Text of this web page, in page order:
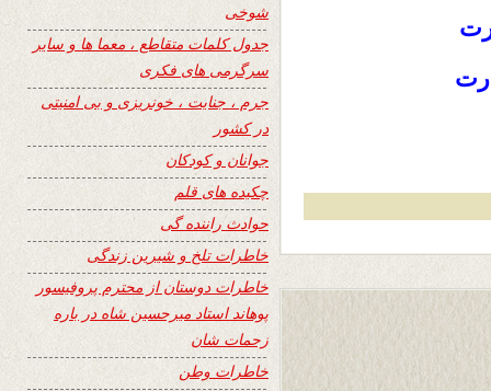
شوخی
جدول کلمات متقاطع ، معما ها و سایر
سرگرمی های فکری
جرم ، جنایت ، خونریزی و بی امنیتی
در کشور
جوانان و کودکان
چکیده های قلم
حوادث راننده گی
خاطرات تلخ و شیرین زندگی
خاطرات دوستان از محترم پروفیسور
پوهاند استاد میرحسین شاه در باره
زحمات شان
خاطرات وطن